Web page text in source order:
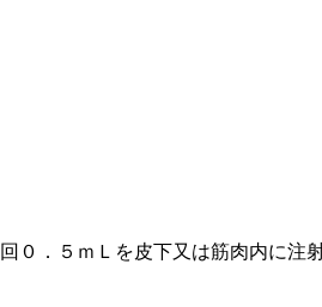
．５ｍＬを皮下又は筋肉内に